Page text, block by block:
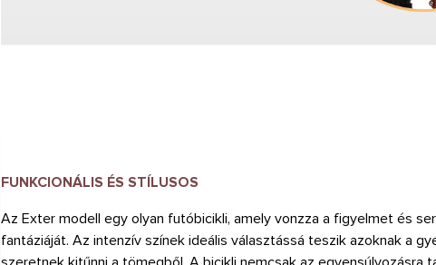
FUNKCIONÁLIS ÉS STÍLUSOS
Az Exter modell egy olyan futóbicikli, amely vonzza a figyelmet és
fantáziáját. Az intenzív színek ideális választássá teszik azoknak a